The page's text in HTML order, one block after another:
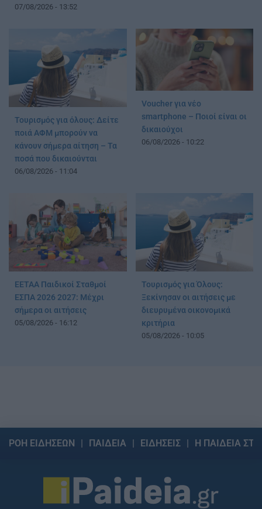
07/08/2026 - 13:52
Τουρισμός για όλους: Δείτε
ποιά ΑΦΜ μπορούν να
κάνουν σήμερα αίτηση – Τα
ποσά που δικαιούνται
06/08/2026 - 11:04
Voucher για νέο
smartphone – Ποιοί είναι οι
δικαιούχοι
06/08/2026 - 10:22
ΕΕΤΑΑ Παιδικοί Σταθμοί
ΕΣΠΑ 2026 2027: Μέχρι
σήμερα οι αιτήσεις
05/08/2026 - 16:12
Τουρισμός για Όλους:
Ξεκίνησαν οι αιτήσεις με
διευρυμένα οικονομικά
κριτήρια
05/08/2026 - 10:05
ΡΟΗ ΕΙΔΗΣΕΩΝ ΠΑΙΔΕΙΑ ΕΙΔΗΣΕΙΣ Η ΠΑΙΔΕΙΑ